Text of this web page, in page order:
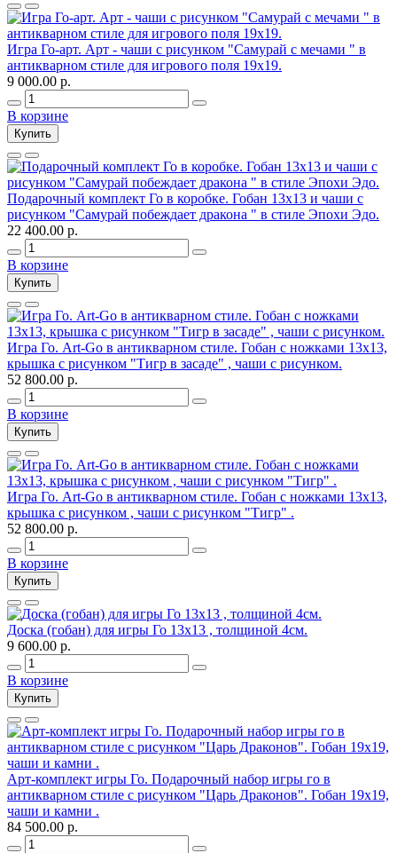
Игра Го-арт. Арт - чаши c рисунком "Самурай с мечами " в
антикварном стиле для игрового поля 19х19.
9 000.00 р.
В корзине
Купить
Подарочный комплект Го в коробке. Гобан 13х13 и чаши с
рисунком "Самурай побеждает дракона " в стиле Эпохи Эдо.
22 400.00 р.
В корзине
Купить
Игра Го. Art-Go в антикварном стиле. Гобан с ножками 13х13,
крышка с рисунком "Тигр в засаде" , чаши с рисунком.
52 800.00 р.
В корзине
Купить
Игра Го. Art-Go в антикварном стиле. Гобан с ножками 13х13,
крышка с рисунком , чаши с рисунком "Тигр" .
52 800.00 р.
В корзине
Купить
Доска (гобан) для игры Го 13х13 , толщиной 4см.
9 600.00 р.
В корзине
Купить
Арт-комплект игры Го. Подарочный набор игры го в
антикварном стиле с рисунком "Царь Драконов". Гобан 19х19,
чаши и камни .
84 500.00 р.